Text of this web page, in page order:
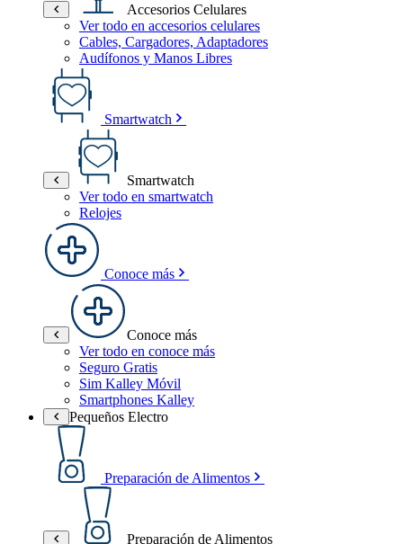
Accesorios Celulares
Ver todo en accesorios celulares
Cables, Cargadores, Adaptadores
Audífonos y Manos Libres
Smartwatch
Smartwatch
Ver todo en smartwatch
Relojes
Conoce más
Conoce más
Ver todo en conoce más
Seguro Gratis
Sim Kalley Móvil
Smartphones Kalley
Pequeños Electro
Preparación de Alimentos
Preparación de Alimentos